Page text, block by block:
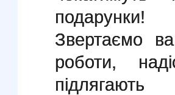
подарунки!
Звертаємо
роботи,